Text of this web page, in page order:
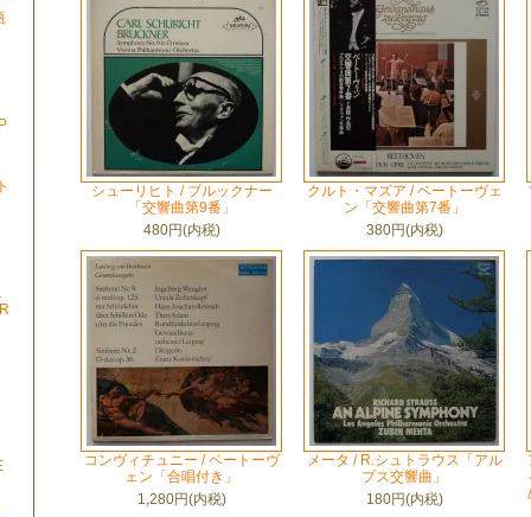
シューリヒト / ブルックナー
「交響曲第9番」
480円(内税)
クルト・マズア / ベートーヴェ
ン「交響曲第7番」
380円(内税)
コンヴィチュニー / ベートーヴ
ェン「合唱付き」
1,280円(内税)
メータ / R.シュトラウス「アル
プス交響曲」
180円(内税)